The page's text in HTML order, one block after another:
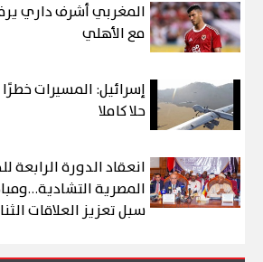
المغربي أشرف داري
مع الأهلي
إسرائيل: المسيرات خطرًا
حلا كاملا
انعقاد الدورة الرابعة
المصرية
سبل تعزيز العلاقات